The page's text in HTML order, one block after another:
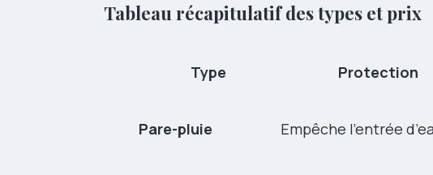
Tableau récapitulatif des types et prix
Type Protection
Pare-pluie Empêche l’entrée